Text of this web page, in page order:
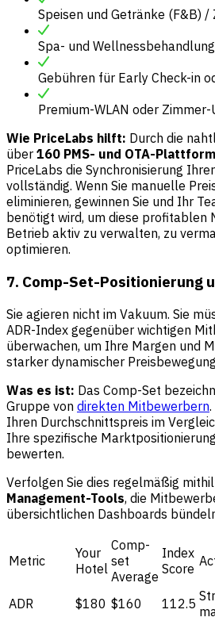
Speisen und Getränke (F&B) /
Spa- und
Gebühren für Early Check-in
Premium-WLAN oder
Wie PriceLabs hilft: Durch die
über 160 PMS- und OTA-
PriceLabs die Synchronisierung
vollständig. Wenn Sie manuelle
eliminieren, gewinnen Sie und Ihr
benötigt wird, um diese profitablen
Betrieb aktiv zu verwalten, zu
optimieren.
7. Comp-Set-Positionierung
Sie agieren nicht im Vakuum. Sie
ADR-Index gegenüber wichtigen
überwachen, um Ihre Margen und
starker dynamischer
Was es ist: Das Comp-Set
Gruppe von direkten Mitbewerbern
Ihren Durchschnittspreis im
Ihre spezifische
bewerten.
Verfolgen Sie dies regelmäßig
Management-Tools, die
übersichtlichen Dashboards
Metric
Your
Hotel
Comp-
set
Average
Index
Score
ADR $180 $160 112.5